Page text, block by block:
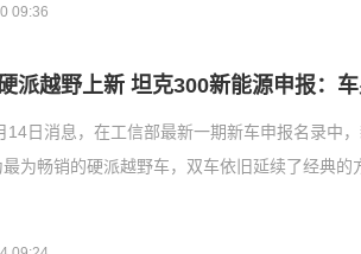
09:36
派越野上新 坦克300新能源申报：
14日消息，在工信部最新一期新车申报名录中
为畅销的硬派越野车，双车依旧延续了经典